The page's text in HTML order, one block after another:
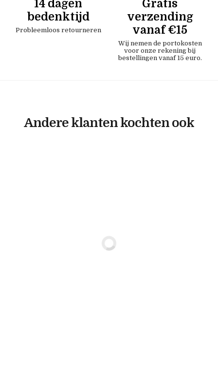
14 dagen
bedenktijd
Probleemloos retourneren
Gratis
verzending
vanaf €15
Wij nemen de portokosten
voor onze rekening bij
bestellingen vanaf 15 euro.
Andere klanten kochten ook